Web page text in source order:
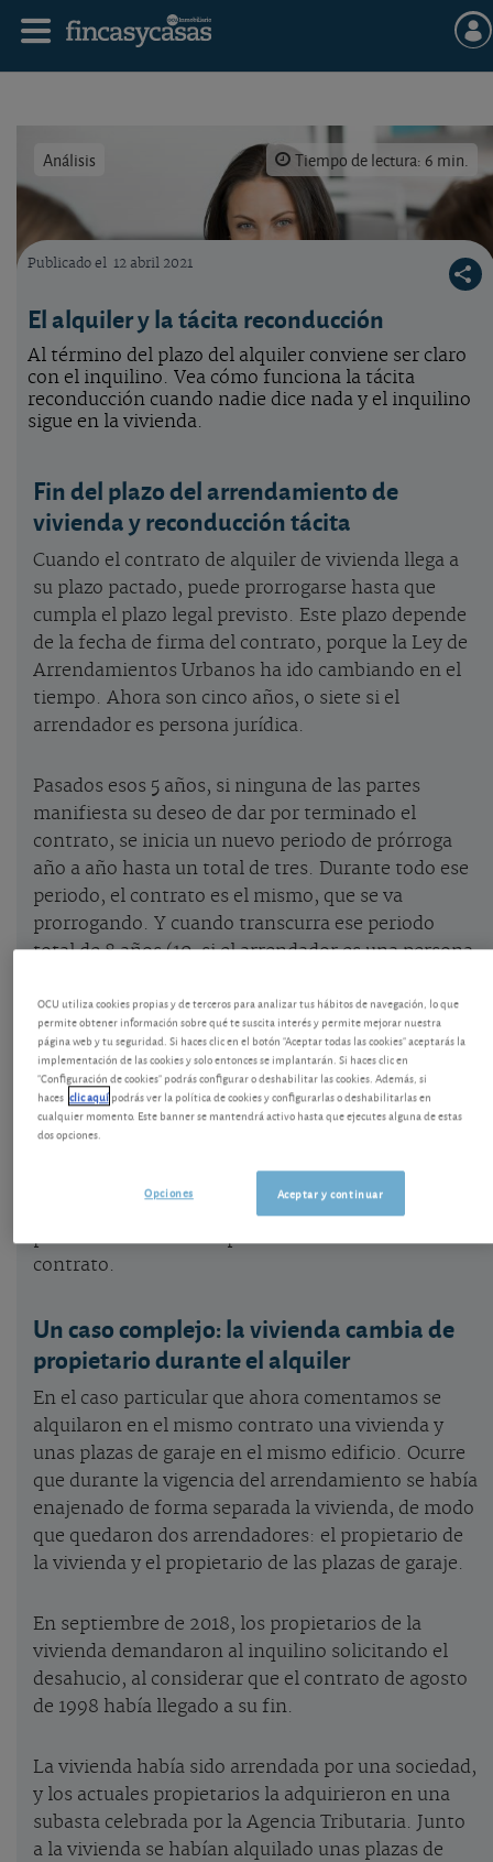
Análisis Tiempo de lectura: 6 min.
Publicado el 12 abril 2021
El alquiler y la tácita reconducción
Al término del plazo del alquiler conviene ser claro
con el inquilino. Vea cómo funciona la tácita
reconducción cuando nadie dice nada y el inquilino
sigue en la vivienda.
Fin del plazo del arrendamiento de
vivienda y reconducción tácita
Cuando el contrato de alquiler de vivienda llega a
su plazo pactado, puede prorrogarse hasta que
cumpla el plazo legal previsto. Este plazo depende
de la fecha de firma del contrato, porque la Ley de
Arrendamientos Urbanos ha ido cambiando en el
tiempo. Ahora son cinco años, o siete si el
arrendador es persona jurídica.
Pasados esos 5 años, si ninguna de las partes
manifiesta su deseo de dar por terminado el
contrato, se inicia un nuevo periodo de prórroga
año a año hasta un total de tres. Durante todo ese
periodo, el contrato es el mismo, que se va
prorrogando. Y cuando transcurra ese periodo
total de 8 años (10, si el arrendador es una persona
voluntad de darlo por terminado, el alquiler
prosigue en virtud de lo que se conoce como una
reconducción tácita. Lo que está regulado en el
código civil.
Esa reconducción no se produce si una de las
partes manifiesta su oposición a la renovación del
contrato.
Un caso complejo: la vivienda cambia de
propietario durante el alquiler
En el caso particular que ahora comentamos se
alquilaron en el mismo contrato una vivienda y
unas plazas de garaje en el mismo edificio. Ocurre
que durante la vigencia del arrendamiento se había
enajenado de forma separada la vivienda, de modo
que quedaron dos arrendadores: el propietario de
la vivienda y el propietario de las plazas de garaje.
En septiembre de 2018, los propietarios de la
vivienda demandaron al inquilino solicitando el
desahucio, al considerar que el contrato de agosto
de 1998 había llegado a su fin.
La vivienda había sido arrendada por una sociedad,
y los actuales propietarios la adquirieron en una
subasta celebrada por la Agencia Tributaria. Junto
a la vivienda se habían alquilado unas plazas de
OCU utiliza cookies propias y de terceros para analizar tus hábitos de navegación, lo que
permite obtener información sobre qué te suscita interés y permite mejorar nuestra
página web y tu seguridad. Si haces clic en el botón "Aceptar todas las cookies" aceptarás la
implementación de las cookies y solo entonces se implantarán. Si haces clic en
"Configuración de cookies" podrás configurar o deshabilitar las cookies. Además, si
haces clic aquípodrás ver la política de cookies y configurarlas o deshabilitarlas en
cualquier momento. Este banner se mantendrá activo hasta que ejecutes alguna de estas
dos opciones.
Aceptar y continuar
Opciones